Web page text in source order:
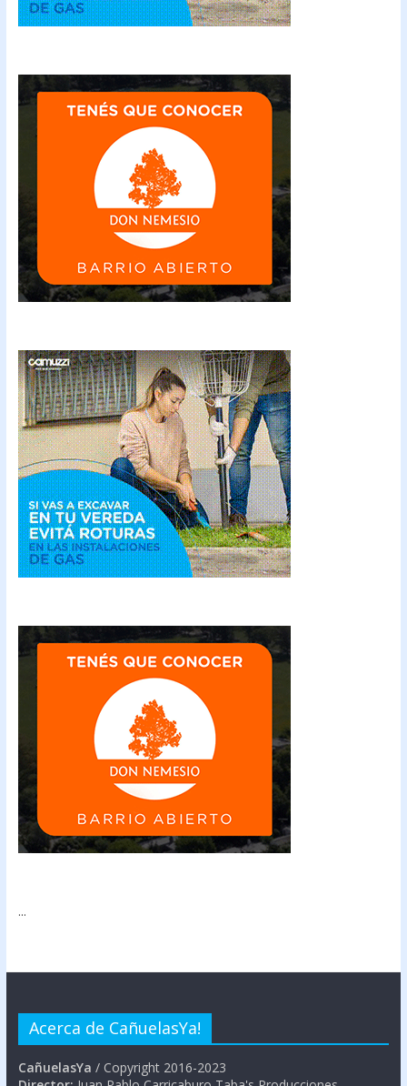
...
Acerca de CañuelasYa!
CañuelasYa / Copyright 2016-2023